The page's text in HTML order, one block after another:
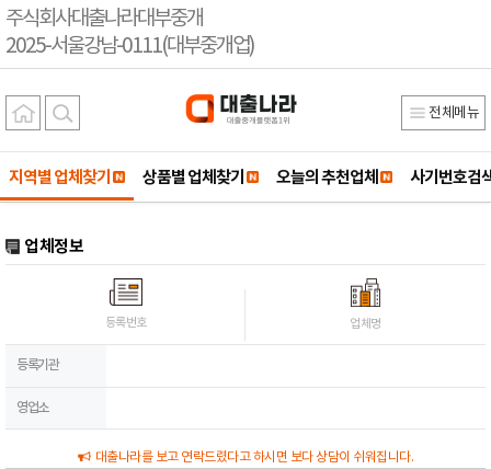
주식회사대출나라대부중개
2025-서울강남-0111(대부중개업)
전체메뉴
지역별 업체찾기 상품별 업체찾기 오늘의 추천업체 사기번호검
업체정보
등록번호 업체명
등록기관
영업소
대출나라를 보고 연락드렸다고 하시면 보다 상담이 쉬워집니다.